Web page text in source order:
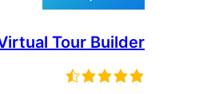
Tour Builder